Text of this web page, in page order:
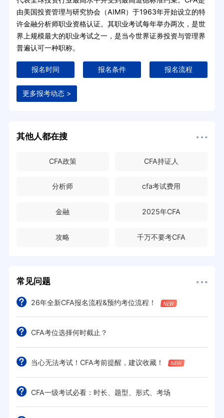
由美国投资管理与研究协会（AIMR）于1963年开始设立的特
许金融分析师职业资格认证。其职业考试每年举办两次，是世
界上规模最大的职业考试之一，是当今世界证券投资与管理界
普遍认可一种职称。
报名时间 报名条件 报名流程
更多报考动态 >
其他人都在搜
CFA政策 CFA持证人
分析师 cfa考试费用
金融 2025年CFA
攻略 千万不要考CFA
常见问题
26年全新CFA报名流程&预约考位流程！
CFA考位选择何时截止？
当心无法考试！CFA考前提醒，建议收藏！
CFA一级考试必看：时长、题型、形式、考场